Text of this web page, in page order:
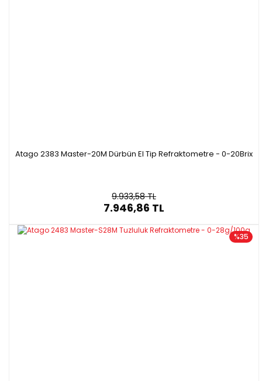
Atago 2383 Master-20M Dürbün El Tip Refraktometre - 0-20Brix
9.933,58 TL
7.946,86 TL
%35